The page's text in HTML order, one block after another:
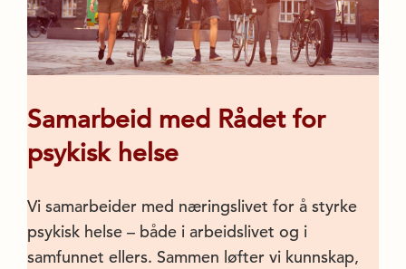
Samarbeid med Rådet for
psykisk helse
Vi samarbeider med næringslivet for å styrke
psykisk helse – både i arbeidslivet og i
samfunnet ellers. Sammen løfter vi kunnskap,